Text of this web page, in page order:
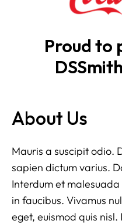
Proud to
About Us
Mauris a suscipit odio.
sapien dictum varius.
Interdum et
in faucibus. Vivamus
eget, euismod quis